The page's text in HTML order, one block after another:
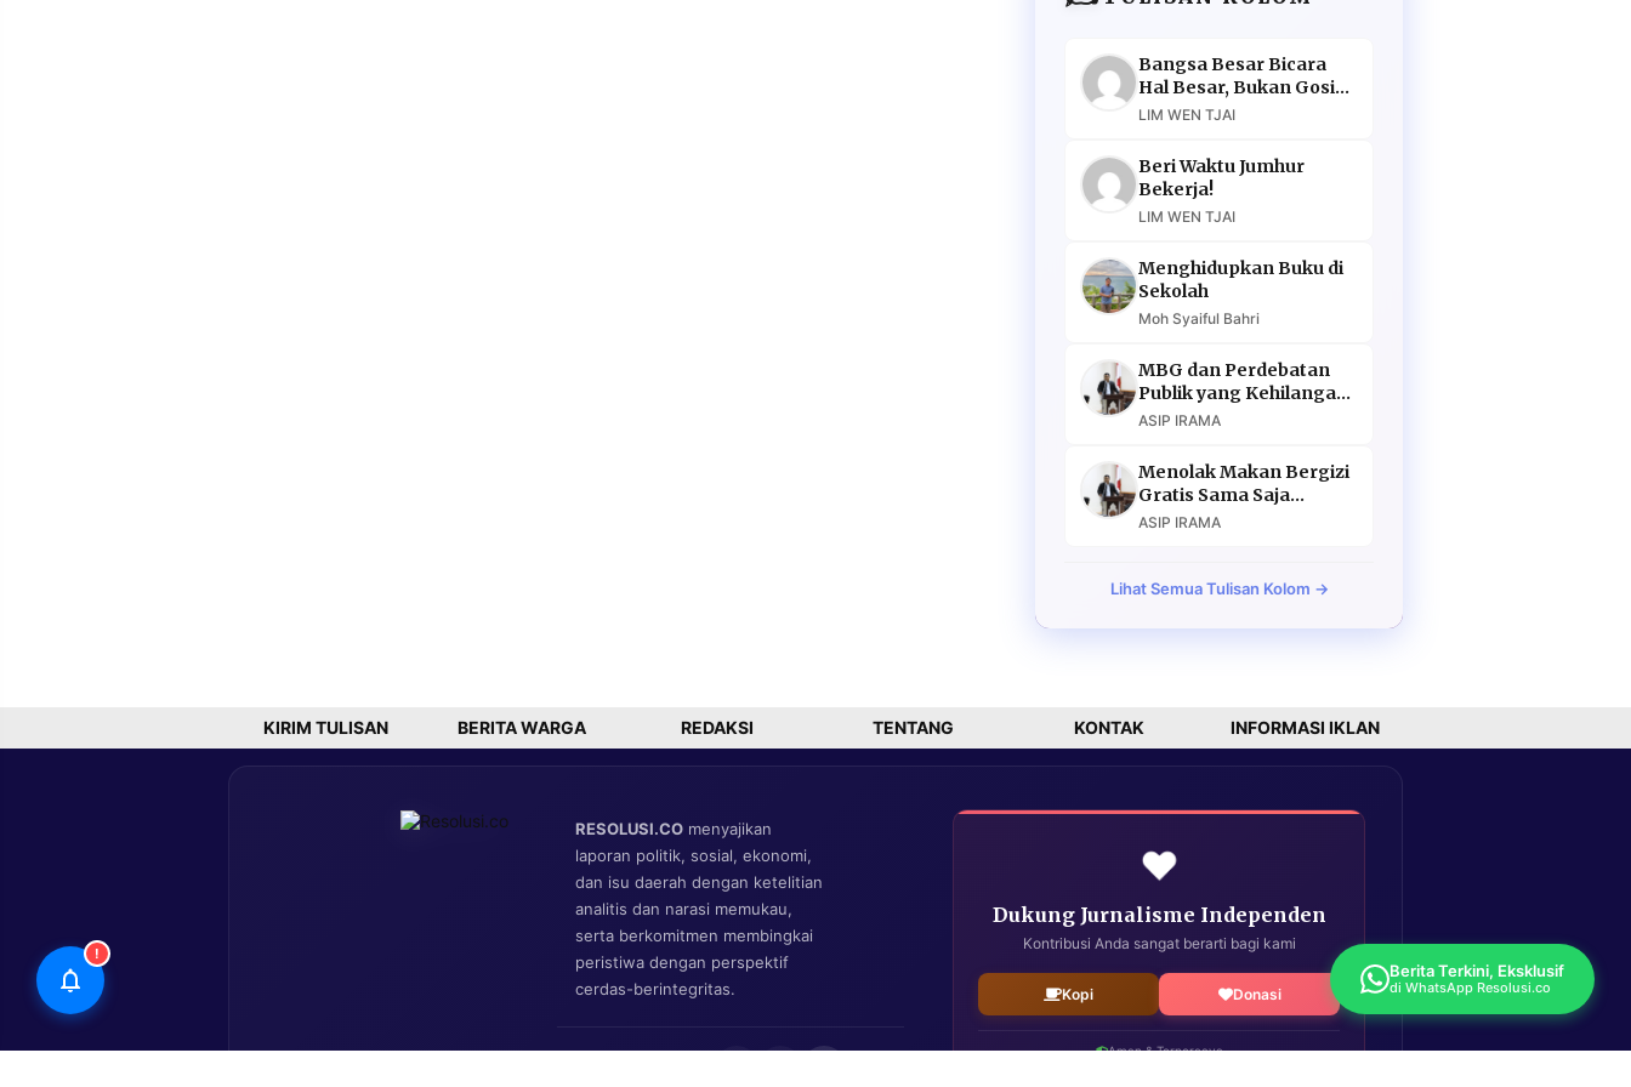
Bangsa Besar Bicara
Hal Besar, Bukan Gosip
Murahan
LIM WEN TJAI
Beri Waktu Jumhur
Bekerja!
LIM WEN TJAI
Menghidupkan Buku di
Sekolah
Moh Syaiful Bahri
MBG dan Perdebatan
Publik yang Kehilangan
Argumen
ASIP IRAMA
Menolak Makan Bergizi
Gratis Sama Saja
Menolak Masa Depan
ASIP IRAMA
Lihat Semua Tulisan Kolom →
KIRIM TULISAN BERITA WARGA REDAKSI TENTANG KONTAK INFORMASI IKLAN
RESOLUSI.CO menyajikan
laporan politik, sosial, ekonomi,
dan isu daerah dengan ketelitian
analitis dan narasi memukau,
serta berkomitmen membingkai
peristiwa dengan perspektif
cerdas-berintegritas.
❤️
Dukung Jurnalisme Independen
Kontribusi Anda sangat berarti bagi kami
Kopi Donasi
Aman & Terpercaya
!
Berita Terkini, Eksklusif
di WhatsApp Resolusi.co